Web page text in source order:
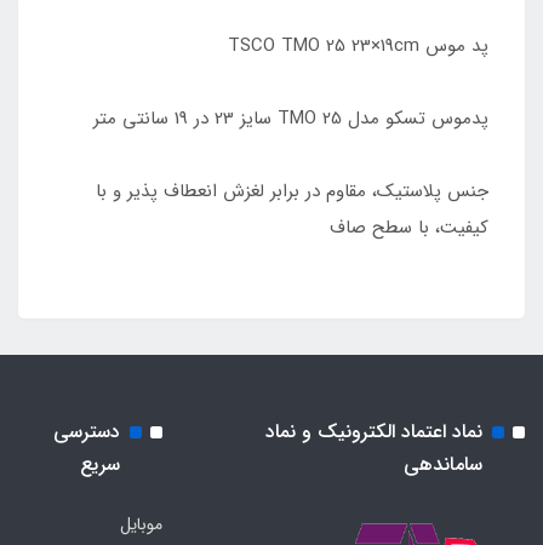
پد موس TSCO TMO 25 23×19cm
پدموس تسکو مدل TMO 25 سایز 23 در 19 سانتی متر
جنس پلاستیک، مقاوم در برابر لغزش انعطاف پذیر و با
کیفیت، با سطح صاف
نماد اعتماد الکترونیک و نماد
ساماندهی
دسترسی
سریع
موبایل